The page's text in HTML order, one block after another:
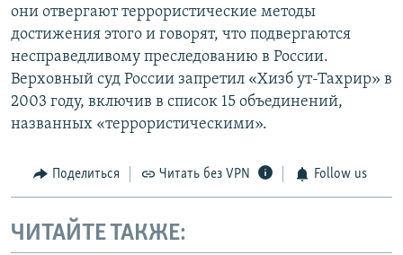
они отвергают террористические методы
достижения этого и говорят, что подвергаются
несправедливому преследованию в России.
Верховный суд России запретил «Хизб ут-Тахрир» в
2003 году, включив в список 15 объединений,
названных «террористическими».
Поделиться Читать без VPN Follow us
ЧИТАЙТЕ ТАКЖЕ: